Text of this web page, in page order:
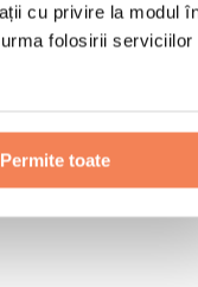
cu privire la modul
folosirii serviciilor
Permite toate